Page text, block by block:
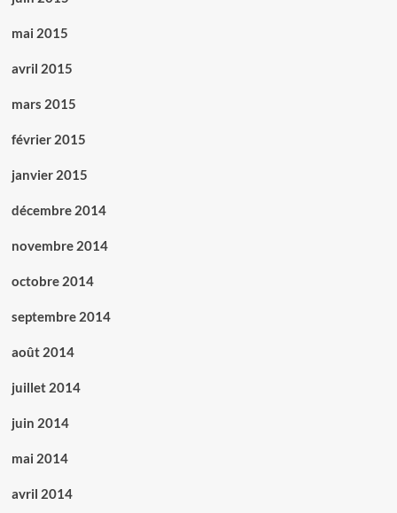
mai 2015
avril 2015
mars 2015
février 2015
janvier 2015
décembre 2014
novembre 2014
octobre 2014
septembre 2014
août 2014
juillet 2014
juin 2014
mai 2014
avril 2014